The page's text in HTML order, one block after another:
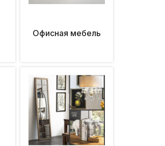
Офисная мебель